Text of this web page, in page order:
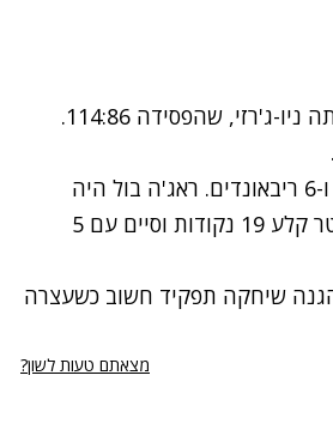
פיניקס הציגה משחק כמעט מושלם ולא השאירה סיכוי ליריבתה ניו-ג'רזי, שהפסידה 114:86.
האיש הגדול, שאקיל אוניל, סיים את המשחק עם 18 נקודות ו-6 ריבאונדים. ראג'ה בול היה
הבולט בשורות פיניקס וקלע 22 נקודות. בניו ג'רזי, וינס קארטר קלע 19 נקודות וסיים עם 5
שיחקה תפקיד חשוב כשעצרה
מצאתם טעות לשון?